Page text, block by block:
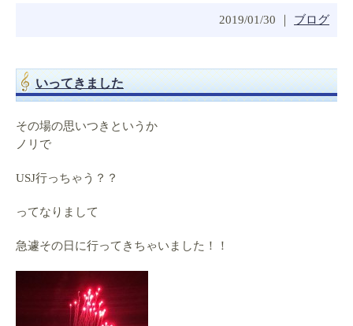
2019/01/30 ｜ ブログ
いってきました
その場の思いつきというか
ノリで
USJ行っちゃう？？
ってなりまして
急遽その日に行ってきちゃいました！！